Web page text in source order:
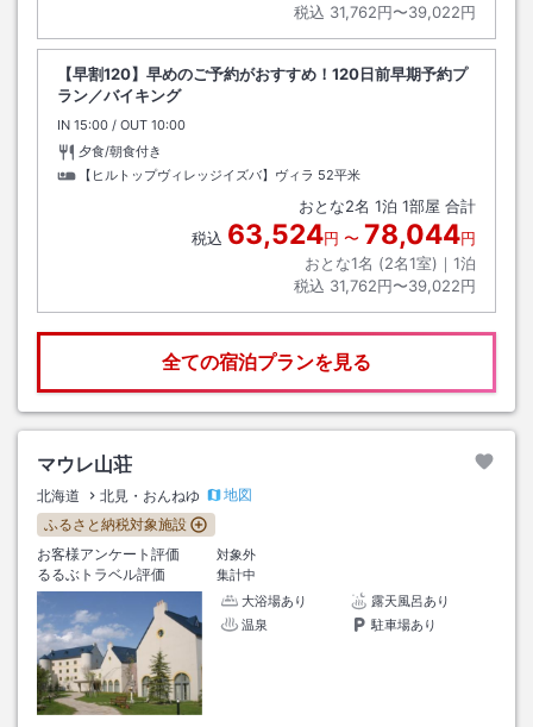
税込 31,762円〜39,022円
【早割120】早めのご予約がおすすめ！120日前早期予約プ
ラン／バイキング
IN チェックイン
15:00 / OUT チェックアウト
10:00
夕食/朝食付き
【ヒルトップヴィレッジイズバ】ヴィラ 52平米
おとな2名 1泊 1部屋 合計
税込 63,524円 〜 78,044円
おとな1名 (2名1室)｜ 1泊
税込 31,762円〜39,022円
全ての宿泊プランを見る
マウレ山荘
北海道 北見・おんねゆ
地図
ふるさと納税対象施設
お客様アンケート評価
対象外
るるぶトラベル評価
集計中
大浴場あり
露天風呂あり
温泉
駐車場あり